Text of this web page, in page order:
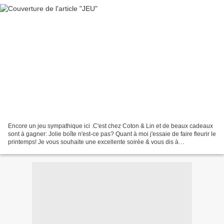
Encore un jeu sympathique ici .C'est chez Coton & Lin et de beaux cadeaux
sont à gagner: Jolie boîte n'est-ce pas? Quant à moi j'essaie de faire fleurir le
printemps! Je vous souhaite une excellente soirée & vous dis à